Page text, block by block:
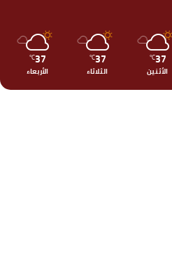
37
℃
الأثنين
37
℃
الثلاثاء
37
℃
الأربعاء